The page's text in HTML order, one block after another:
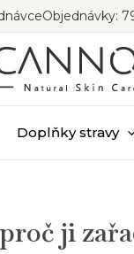
Objednávky:
Doplňky stravy
ji